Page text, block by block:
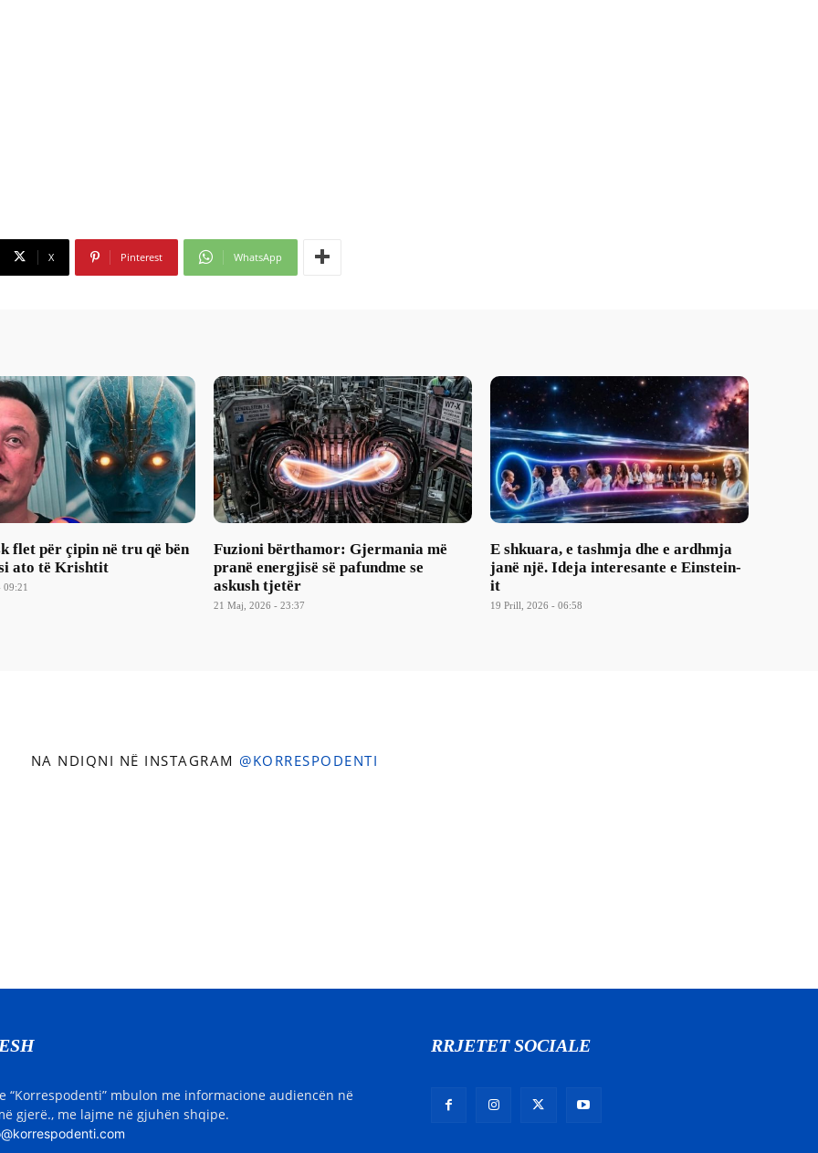
X Pinterest WhatsApp
flet për çipin në tru që bën
ato të Krishtit
09:21
Fuzioni bërthamor: Gjermania më
pranë energjisë së pafundme se
askush tjetër
21 Maj, 2026 - 23:37
E shkuara, e tashmja dhe e ardhmja
janë një. Ideja interesante e Einstein-
it
19 Prill, 2026 - 06:58
NA NDIQNI NË INSTAGRAM @KORRESPODENTI
“Korrespodenti” mbulon me informacione audiencën në
gjerë., me lajme në gjuhën shqipe.
RRJETET SOCIALE